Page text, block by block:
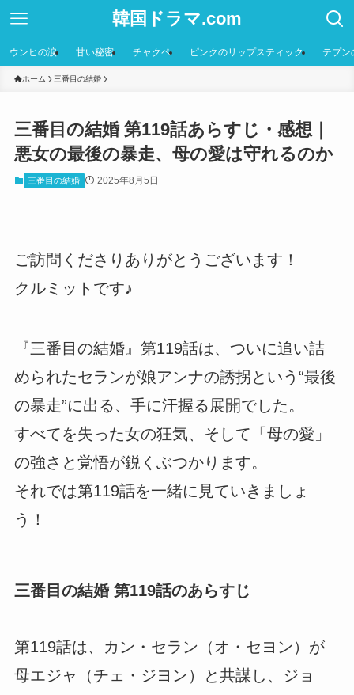
韓国ドラマ.com
ウンヒの涙 甘い秘密 チャクペ ピンクのリップスティック テプン
ホーム 三番目の結婚
三番目の結婚 第119話あらすじ・感想｜
悪女の最後の暴走、母の愛は守れるのか
三番目の結婚 2025年8月5日
ご訪問くださりありがとうございます！
クルミットです♪
『三番目の結婚』第119話は、ついに追い詰
められたセランが娘アンナの誘拐という“最後
の暴走”に出る、手に汗握る展開でした。
すべてを失った女の狂気、そして「母の愛」
の強さと覚悟が鋭くぶつかります。
それでは第119話を一緒に見ていきましょ
う！
三番目の結婚 第119話のあらすじ
第119話は、カン・セラン（オ・セヨン）が
母エジャ（チェ・ジヨン）と共謀し、ジョ